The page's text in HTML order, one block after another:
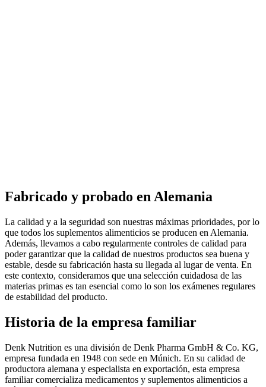
Fabricado y probado en Alemania
La calidad y a la seguridad son nuestras máximas prioridades, por lo
que todos los suplementos alimenticios se producen en Alemania.
Además, llevamos a cabo regularmente controles de calidad para
poder garantizar que la calidad de nuestros productos sea buena y
estable, desde su fabricación hasta su llegada al lugar de venta. En
este contexto, consideramos que una selección cuidadosa de las
materias primas es tan esencial como lo son los exámenes regulares
de estabilidad del producto.
Historia de la empresa familiar
Denk Nutrition es una división de Denk Pharma GmbH & Co. KG,
empresa fundada en 1948 con sede en Múnich. En su calidad de
productora alemana y especialista en exportación, esta empresa
familiar comercializa medicamentos y suplementos alimenticios a